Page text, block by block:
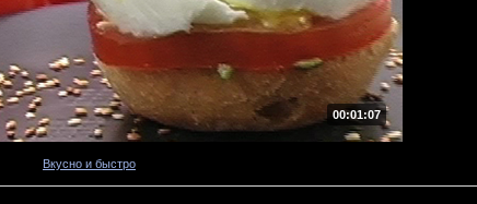
00:01:07
Вкусно и быстро